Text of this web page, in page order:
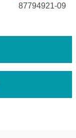
87794921-09